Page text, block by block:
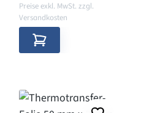
Preise exkl. MwSt. zzgl.
Versandkosten